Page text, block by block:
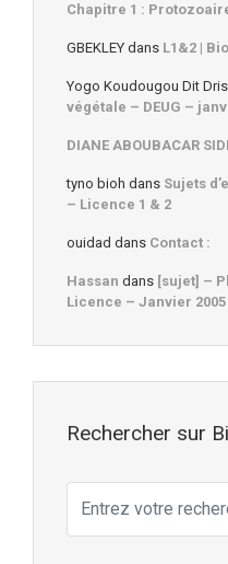
Chapitre 1 :
GBEKLEY dans L1&2 |
Yogo Koudougou Dit
végétale – DEUG –
DIANE ABOUBACAR
tyno bioh dans Sujets
– Licence 1 & 2
ouidad dans Contact :
Hassan dans [sujet] –
Licence – Janvier 2005
Rechercher sur